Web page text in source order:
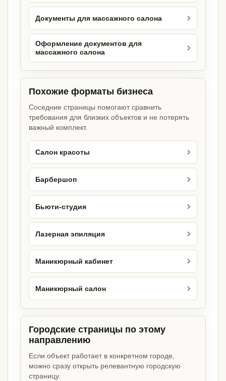
Документы для массажного салона
Оформление документов для
массажного салона
Похожие форматы бизнеса
Соседние страницы помогают сравнить
требования для близких объектов и не потерять
важный комплект.
Салон красоты
Барбершоп
Бьюти-студия
Лазерная эпиляция
Маникюрный кабинет
Маникюрный салон
Городские страницы по этому
направлению
Если объект работает в конкретном городе,
можно сразу открыть релевантную городскую
страницу.